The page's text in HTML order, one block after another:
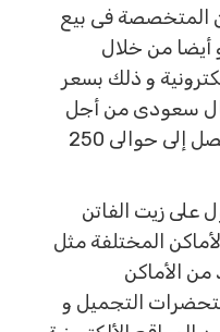
المتخصصة فى بيع
من خلال
و ذلك بسعر
حوالى 280 ريال سعودى من أجل
العبوة الواحدة و التى تصل إلى حوالى 250
على زيت الفاتن
المختلفة مثل
من الأماكن
التجميل و